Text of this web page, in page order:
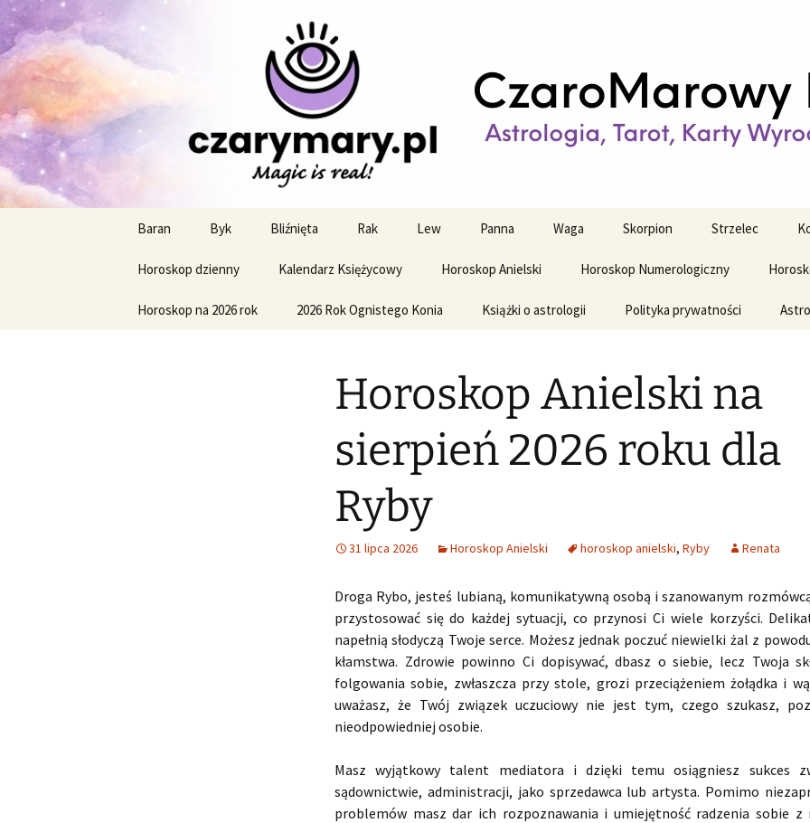
CzaroMarowy horoskop
miesięczny i tygodniowy
Profesjonalne przepowiednie astrologiczne
treści
Baran Byk Bliźnięta Rak Lew Panna Waga Skorpion Strzelec
Horoskop dzienny Kalendarz Księżycowy Horoskop Anielski Horoskop Numerologiczny
Horoskop na 2026 rok 2026 Rok Ognistego Konia Książki o astrologii Polityka prywatności
Horoskop Anielski na
sierpień 2026 roku dla
Ryby
31 lipca 2026 Horoskop Anielski horoskop anielski, Ryby Renata
Droga Rybo, jesteś lubianą, komunikatywną osobą i szanowanym
przystosować się do każdej sytuacji, co przynosi Ci wiele korzyści.
napełnią słodyczą Twoje serce. Możesz jednak poczuć niewielki żal z
kłamstwa. Zdrowie powinno Ci dopisywać, dbasz o siebie, lecz Twoja
folgowania sobie, zwłaszcza przy stole, grozi przeciążeniem żołądka i
uważasz, że Twój związek uczuciowy nie jest tym, czego szukasz,
nieodpowiedniej osobie.
Masz wyjątkowy talent mediatora i dzięki temu osiągniesz sukces
sądownictwie, administracji, jako sprzedawca lub artysta. Pomimo
problemów masz dar ich rozpoznawania i umiejętność radzenia sobie z